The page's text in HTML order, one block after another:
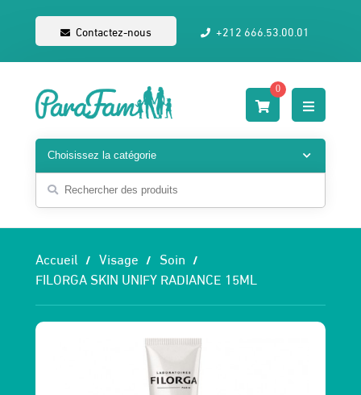
Contactez-nous +212 666.53.00.01
0
Accueil Visage
Soin
FILORGA SKIN UNIFY RADIANCE 15ML